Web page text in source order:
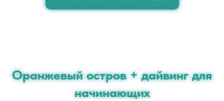
Оранжевый остров + дайвинг для
начинающих